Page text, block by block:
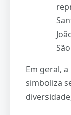
Em geral,
simboliza